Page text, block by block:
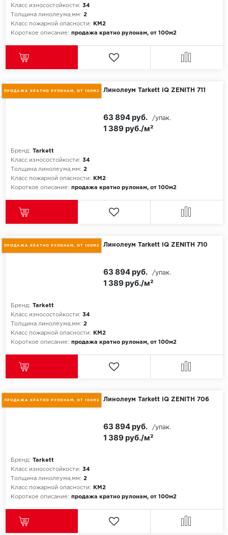
Floor Click
IVC Group
Juteks
KDF
LimeStone
Lucky Floor
Moduleo
No brand
Класс износостойкости: 34
Толщина линолеума,мм: 2
Класс пожарной опасности:
КМ2
Короткое описание: продажа кратно рулонам, от 100м2
ПРОДАЖА КРАТНО РУЛОНАМ, ОТ 100М2 Линолеум Tarkett iQ ZENITH 711
Бренд: Tarkett
Класс износостойкости: 34
Толщина линолеума,мм: 2
Класс пожарной опасности:
КМ2
Короткое описание: продажа кратно рулонам, от 100м2
1 389 руб./м²
63 894 руб. /упак.
ПРОДАЖА КРАТНО РУЛОНАМ, ОТ 100М2 Линолеум Tarkett iQ ZENITH 710
Бренд: Tarkett
Класс износостойкости: 34
Толщина линолеума,мм: 2
Класс пожарной опасности:
КМ2
Короткое описание: продажа кратно рулонам, от 100м2
1 389 руб./м²
63 894 руб. /упак.
ПРОДАЖА КРАТНО РУЛОНАМ, ОТ 100М2 Линолеум Tarkett iQ ZENITH 706
Бренд: Tarkett
Класс износостойкости: 34
Толщина линолеума,мм: 2
Класс пожарной опасности:
КМ2
Короткое описание: продажа кратно рулонам, от 100м2
1 389 руб./м²
63 894 руб. /упак.